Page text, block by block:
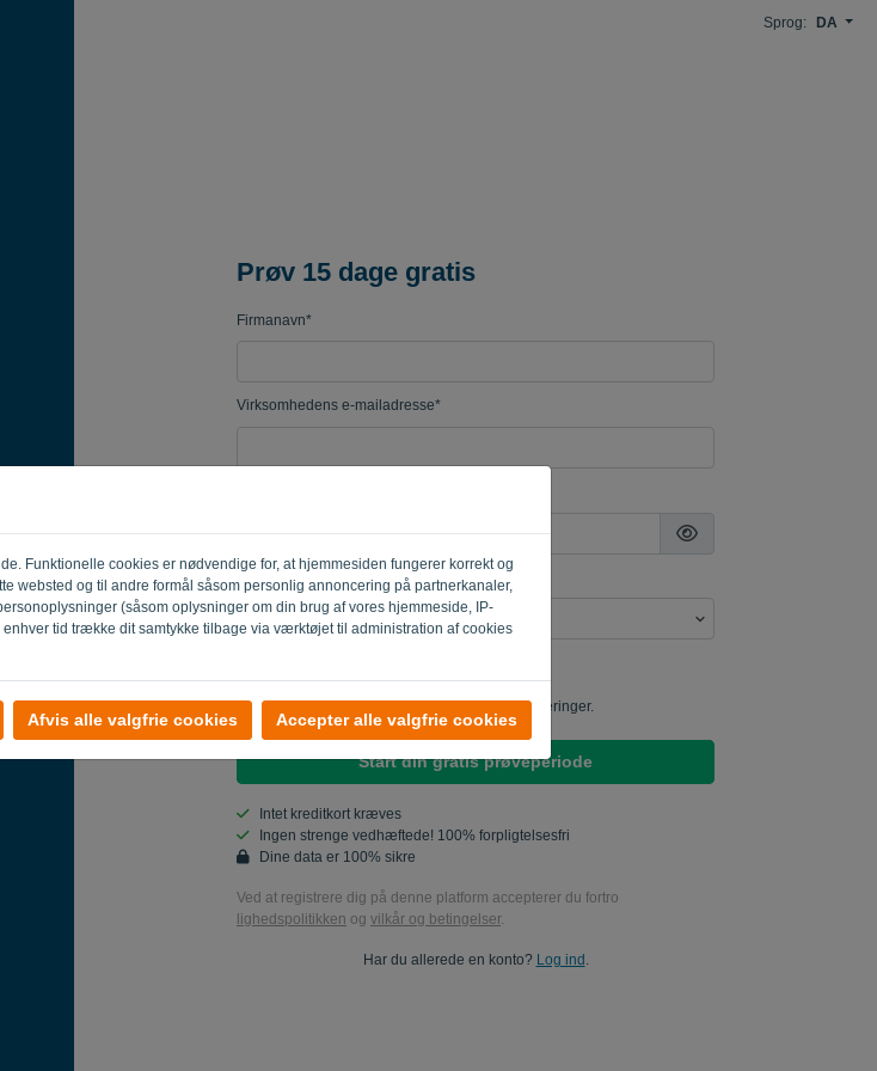
Funktionelle cookies er nødvendige for, at hjemmesiden fungerer korrekt og
websted og til andre formål såsom personlig annoncering på partnerkanaler,
(såsom oplysninger om din brug af vores hjemmeside, IP-
enhver tid trække dit samtykke tilbage via værktøjet til administration af cookies
Afvis alle valgfrie cookies Accepter alle valgfrie cookies
Sprog: DA
Prøv 15 dage gratis
Firmanavn*
Virksomhedens e-mailadresse*
Land
Ja, du kan sende mig markedsføringsopdateringer.
Start din gratis prøveperiode
Intet kreditkort kræves
Ingen strenge vedhæftede! 100% forpligtelsesfri
Dine data er 100% sikre
Ved at registrere dig på denne platform accepterer du fortro
lighedspolitikken og vilkår og betingelser.
Har du allerede en konto? Log ind .